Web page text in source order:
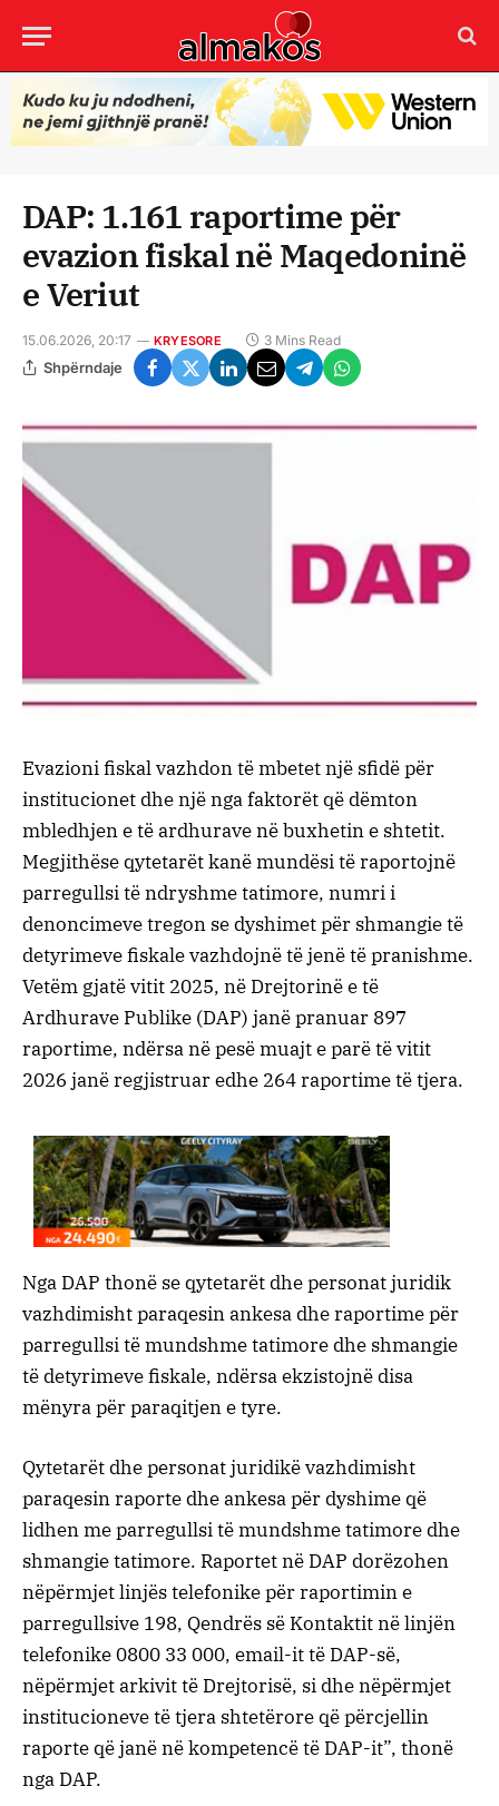
DAP: 1.161 raportime për
evazion fiskal në Maqedoninë
e Veriut
15.06.2026, 20:17 KRYESORE 3 Mins Read
Shpërndaje
Evazioni fiskal vazhdon të mbetet një sfidë për
institucionet dhe një nga faktorët që dëmton
mbledhjen e të ardhurave në buxhetin e shtetit.
Megjithëse qytetarët kanë mundësi të raportojnë
parregullsi të ndryshme tatimore, numri i
denoncimeve tregon se dyshimet për shmangie të
detyrimeve fiskale vazhdojnë të jenë të pranishme.
Vetëm gjatë vitit 2025, në Drejtorinë e të
Ardhurave Publike (DAP) janë pranuar 897
raportime, ndërsa në pesë muajt e parë të vitit
2026 janë regjistruar edhe 264 raportime të tjera.
Nga DAP thonë se qytetarët dhe personat juridik
vazhdimisht paraqesin ankesa dhe raportime për
parregullsi të mundshme tatimore dhe shmangie
të detyrimeve fiskale, ndërsa ekzistojnë disa
mënyra për paraqitjen e tyre.
Qytetarët dhe personat juridikë vazhdimisht
paraqesin raporte dhe ankesa për dyshime që
lidhen me parregullsi të mundshme tatimore dhe
shmangie tatimore. Raportet në DAP dorëzohen
nëpërmjet linjës telefonike për raportimin e
parregullsive 198, Qendrës së Kontaktit në linjën
telefonike 0800 33 000, email-it të DAP-së,
nëpërmjet arkivit të Drejtorisë, si dhe nëpërmjet
institucioneve të tjera shtetërore që përcjellin
raporte që janë në kompetencë të DAP-it”, thonë
nga DAP.